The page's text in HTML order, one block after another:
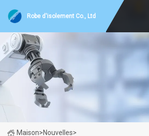
Robe d'isolement Co., Ltd
Maison>Nouvelles>